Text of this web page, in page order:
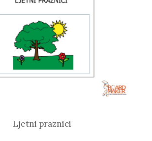
Ljetni praznici